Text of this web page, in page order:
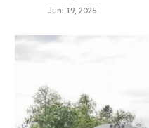
Juni 19, 2025